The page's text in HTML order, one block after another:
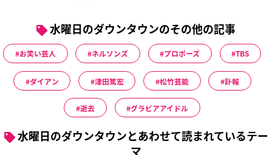
水曜日のダウンタウンのその他の記事
お笑い芸人 ネルソンズ プロポーズ TBS
ダイアン 津田篤宏 松竹芸能 訃報
逝去 グラビアアイドル
水曜日のダウンタウンとあわせて読まれているテー
マ